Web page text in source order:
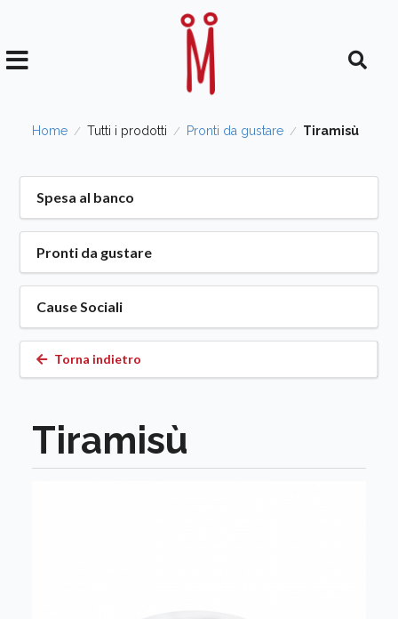
Home / Tutti i prodotti / Pronti da gustare / Tiramisù
Spesa al banco
Pronti da gustare
Cause Sociali
Torna indietro
Tiramisù